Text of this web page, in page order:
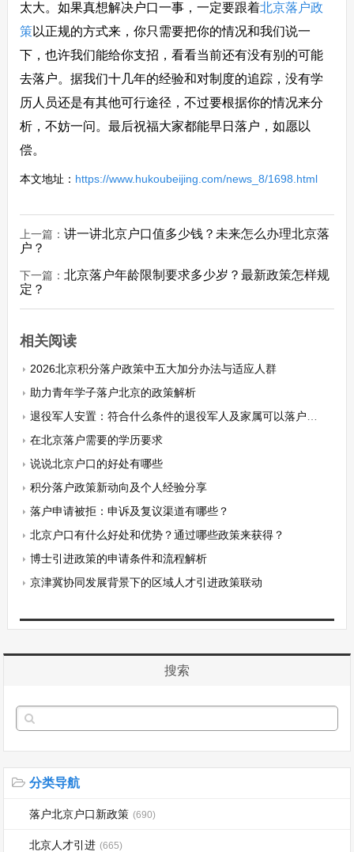
太大。如果真想解决户口一事，一定要跟着北京落户政
策以正规的方式来，你只需要把你的情况和我们说一
下，也许我们能给你支招，看看当前还有没有别的可能
去落户。据我们十几年的经验和对制度的追踪，没有学
历人员还是有其他可行途径，不过要根据你的情况来分
析，不妨一问。最后祝福大家都能早日落户，如愿以
偿。
本文地址： https://www.hukoubeijing.com/news_8/1698.html
上一篇： 讲一讲北京户口值多少钱？未来怎么办理北京落
户？
下一篇： 北京落户年龄限制要求多少岁？最新政策怎样规
定？
相关阅读
2026北京积分落户政策中五大加分办法与适应人群
助力青年学子落户北京的政策解析
退役军人安置：符合什么条件的退役军人及家属可以落户北京？
在北京落户需要的学历要求
说说北京户口的好处有哪些
积分落户政策新动向及个人经验分享
落户申请被拒：申诉及复议渠道有哪些？
北京户口有什么好处和优势？通过哪些政策来获得？
博士引进政策的申请条件和流程解析
京津冀协同发展背景下的区域人才引进政策联动
搜索
分类导航
落户北京户口新政策 (690)
北京人才引进 (665)